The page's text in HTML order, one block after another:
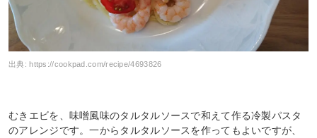
出典:https://cookpad.com/recipe/4693826
むきエビを、味噌風味のタルタルソースで和えて作る冷製パスタ
のアレンジです。一からタルタルソースを作ってもよいですが、